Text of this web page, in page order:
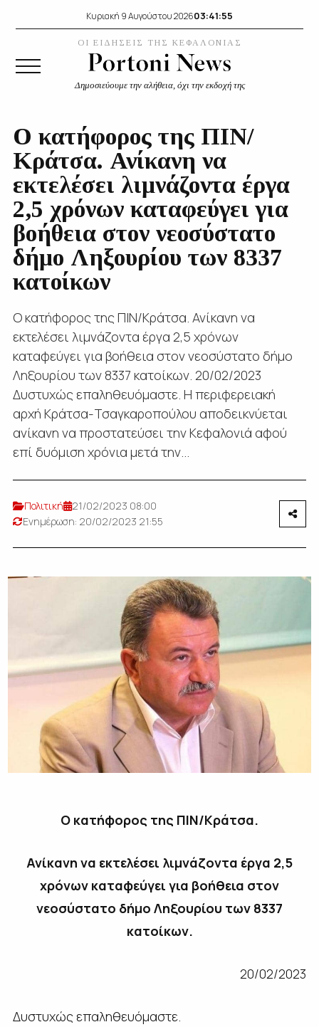
Κυριακή 9 Αυγούστου 202603:41:56
ΟΙ ΕΙΔΗΣΕΙΣ ΤΗΣ ΚΕΦΑΛΟΝΙΑΣ
Δημοσιεύουμε την αλήθεια, όχι την εκδοχή της
Ο κατήφορος της ΠΙΝ/
Κράτσα. Ανίκανη να
εκτελέσει λιμνάζοντα έργα
2,5 χρόνων καταφεύγει για
βοήθεια στον νεοσύστατο
δήμο Ληξουρίου των 8337
κατοίκων
Ο κατήφορος της ΠΙΝ/Κράτσα. Ανίκανη να
εκτελέσει λιμνάζοντα έργα 2,5 χρόνων
καταφεύγει για βοήθεια στον νεοσύστατο δήμο
Ληξουρίου των 8337 κατοίκων. 20/02/2023
Δυστυχώς επαληθευόμαστε. Η περιφερειακή
αρχή Κράτσα-Τσαγκαροπούλου αποδεικνύεται
ανίκανη να προστατεύσει την Κεφαλονιά αφού
επί δυόμιση χρόνια μετά την...
Πολιτική
21/02/2023 08:00
Ενημέρωση: 20/02/2023 21:55
Ο κατήφορος της ΠΙΝ/Κράτσα.
Ανίκανη να εκτελέσει λιμνάζοντα έργα 2,5
χρόνων καταφεύγει για βοήθεια στον
νεοσύστατο δήμο Ληξουρίου των 8337
κατοίκων.
20/02/2023
Δυστυχώς επαληθευόμαστε.